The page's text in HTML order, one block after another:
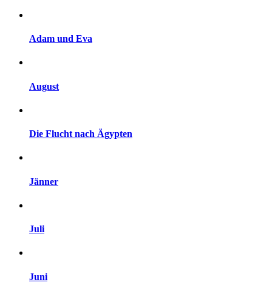
Adam und Eva
August
Die Flucht nach Ägypten
Jänner
Juli
Juni